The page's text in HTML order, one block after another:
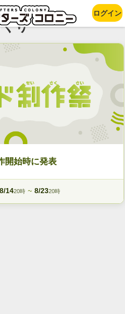
り
開始時に発表
8/1420時 ~ 8/2320時
ログイン